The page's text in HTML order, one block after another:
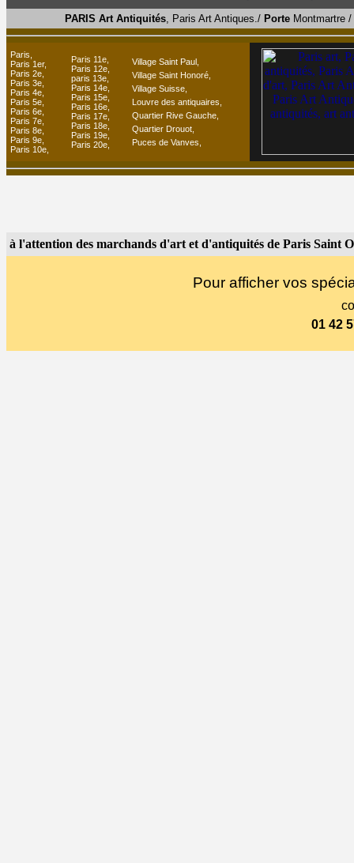
PARIS Art Antiquités, Paris Art Antiques./ PorteMontmartre
Paris,
Paris 1er,
Paris 2e,
Paris 3e,
Paris 4e,
Paris 5e,
Paris 6e,
Paris 7e,
Paris 8e,
Paris 9e,
Paris 10e,
Paris 11e,
Paris 12e,
paris 13e,
Paris 14e,
Paris 15e,
Paris 16e,
Paris 17e,
Paris 18e,
Paris 19e,
Paris 20e,
Village Saint Paul,
Village Saint Honoré
Village Suisse,
Louvre des antiquaires,
Quartier Rive Gauche,
Quartier Drouot,
Puces de Vanves,
à l'attention des marchands d'art et d'antiquités de Paris Saint
Pour afficher vos
01 42